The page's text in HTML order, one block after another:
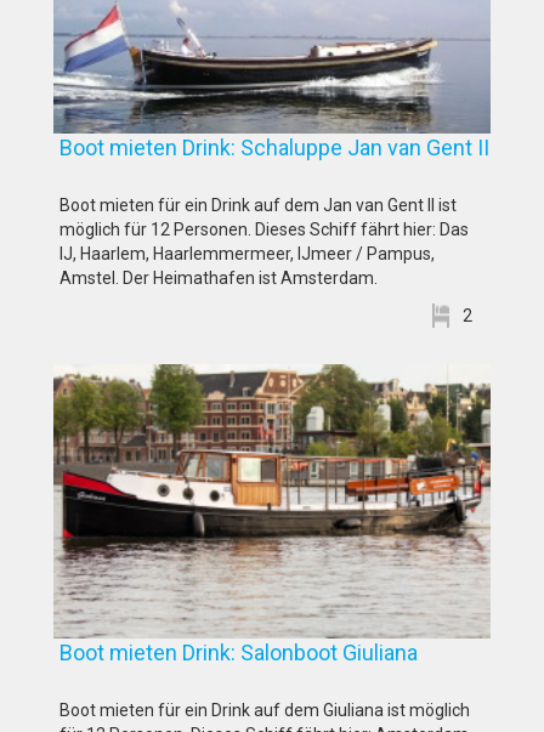
Boot mieten Drink: Schaluppe Jan van Gent II
Boot mieten für ein Drink auf dem Jan van Gent II ist
möglich für 12 Personen. Dieses Schiff fährt hier: Das
IJ, Haarlem, Haarlemmermeer, IJmeer / Pampus,
Amstel. Der Heimathafen ist Amsterdam.
2
Boot mieten Drink: Salonboot Giuliana
Boot mieten für ein Drink auf dem Giuliana ist möglich